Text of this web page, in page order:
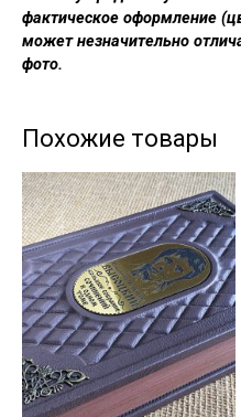
фактическое оформление
может незначительно
фото.
Похожие товары